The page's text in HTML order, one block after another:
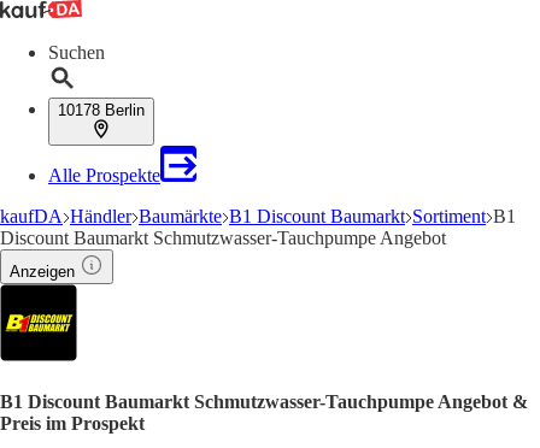
Suchen
10178 Berlin
Alle Prospekte
kaufDA Händler Baumärkte B1 Discount Baumarkt Sortiment B1
Discount Baumarkt Schmutzwasser-Tauchpumpe Angebot
Anzeigen
B1 Discount Baumarkt Schmutzwasser-Tauchpumpe Angebot &
Preis im Prospekt